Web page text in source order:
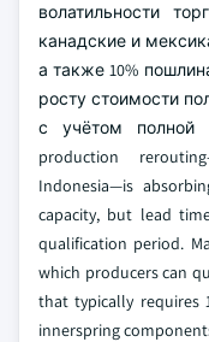
волатильности
канадские и
а также 10%
росту стоимости
с учётом полной
production
Indonesia—is
capacity, but lead
qualification period.
which producers can
that typically requires
innerspring